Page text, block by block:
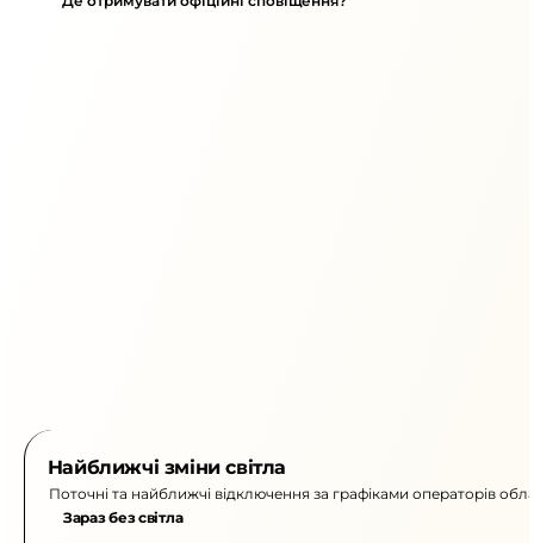
Найближчі зміни світла
Поточні та найближчі відключення за графіками операторів
Зараз без світла